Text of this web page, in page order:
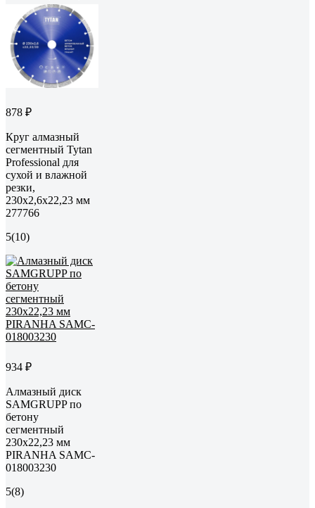
878 ₽
Круг алмазный
сегментный Tytan
Professional для
сухой и влажной
резки,
230x2,6x22,23 мм
277766
5(10)
934 ₽
Алмазный диск
SAMGRUPP по
бетону
сегментный
230x22,23 мм
PIRANHA SAMC-
018003230
5(8)